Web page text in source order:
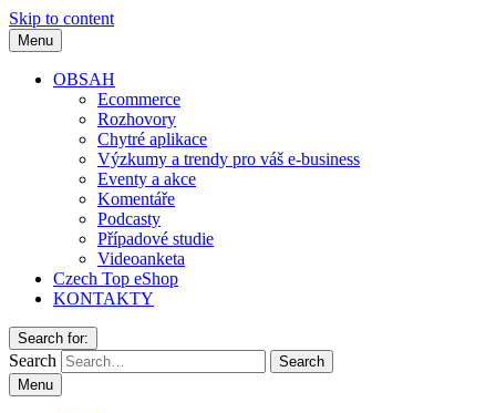
Skip to content
Menu
OBSAH
Ecommerce
Rozhovory
Chytré aplikace
Výzkumy a trendy pro váš e-business
Eventy a akce
Komentáře
Podcasty
Případové studie
Videoanketa
Czech Top eShop
KONTAKTY
Search for:
Search
Menu